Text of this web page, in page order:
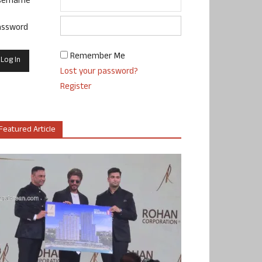
Remember Me
Lost your password?
Register
Article